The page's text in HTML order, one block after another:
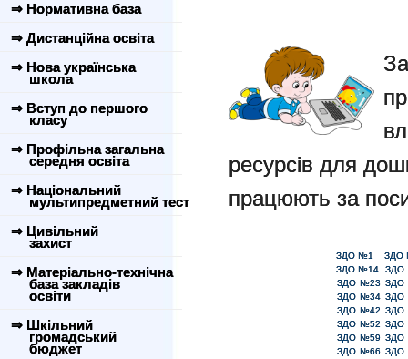
⇒ Нормативна база
⇒ Дистанційна освіта
⇒ Нова українська
школа
⇒ Вступ до першого
класу
⇒ Профільна загальна
середня освіта
⇒ Національний
мультипредметний тест
⇒ Цивільний
захист
⇒ Матеріально-технічна
база закладів
освіти
⇒ Шкільний
громадський
бюджет
ресурсів для
працюють за
ЗДО №1
ЗДО
ЗДО №14
ЗДО
ЗДО №23 ЗДО
ЗДО №34 ЗДО
ЗДО №42 ЗДО
ЗДО №52 ЗДО
ЗДО №59 ЗДО
ЗДО №66 ЗДО